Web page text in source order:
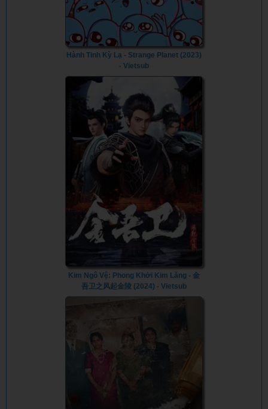
Hành Tinh Kỳ Lạ - Strange Planet (2023)
- Vietsub
Kim Ngô Vệ: Phong Khởi Kim Lăng - 金
吾卫之风起金陵 (2024) - Vietsub